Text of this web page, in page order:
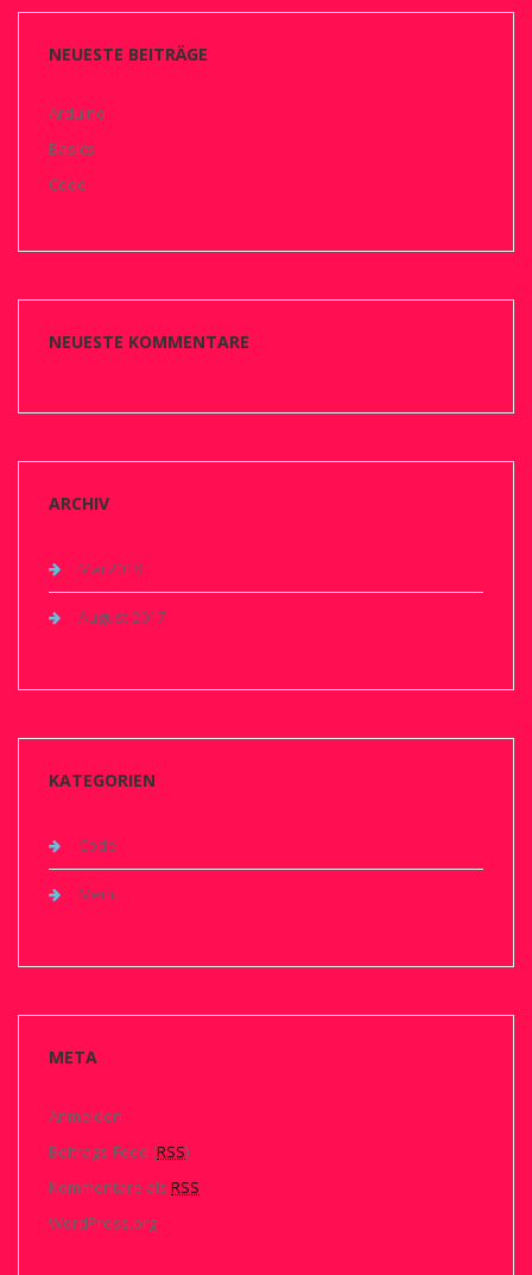
NEUESTE BEITRÄGE
Arduino
Basics
Code
NEUESTE KOMMENTARE
ARCHIV
Mai 2018
August 2017
KATEGORIEN
Code
Menu
META
Anmelden
Beitrags-Feed (RSS)
Kommentare als RSS
WordPress.org